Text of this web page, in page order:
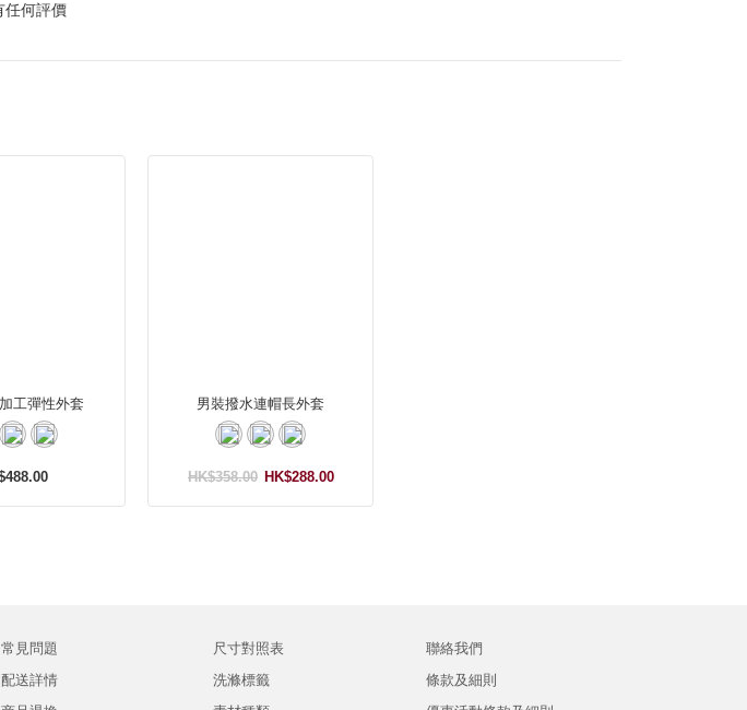
任何評價
工彈性外套 男裝撥水連帽長外套
HK$288.00
HK$358.00
常見問題
配送詳情
尺寸對照表
洗滌標籤
聯絡我們
條款及細則